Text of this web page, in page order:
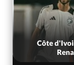
Côte